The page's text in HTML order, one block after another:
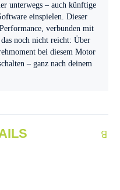
unterwegs – auch künftige
einspielen. Dieser
verbunden mit
noch nicht reicht: Über
bei diesem Motor
– ganz nach deinem